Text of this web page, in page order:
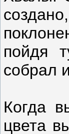
пойдя
собрал
Когда
цвета